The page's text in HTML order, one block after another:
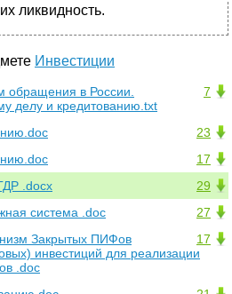
ликвидность.
Инвестиции
7
обращения в России.
делу и кредитованию.txt
23
17
29
.docx
27
система .doc
17
Закрытых ПИФов
инвестиций для реализации
.doc